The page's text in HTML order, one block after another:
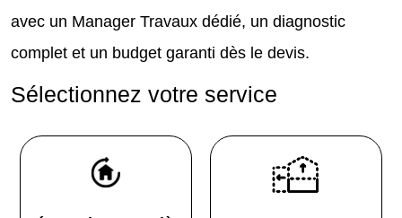
avec un Manager Travaux dédié, un diagnostic
complet et un budget garanti dès le devis.
Sélectionnez votre service